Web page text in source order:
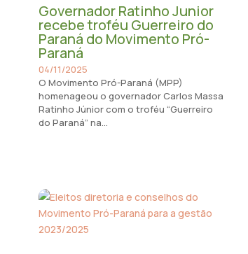
Governador Ratinho Junior
recebe troféu Guerreiro do
Paraná do Movimento Pró-
Paraná
04/11/2025
O Movimento Pró-Paraná (MPP)
homenageou o governador Carlos Massa
Ratinho Júnior com o troféu “Guerreiro
do Paraná” na...